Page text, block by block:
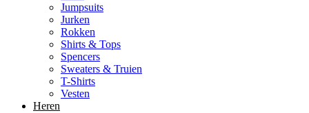
Jumpsuits
Jurken
Rokken
Shirts & Tops
Spencers
Sweaters & Truien
T-Shirts
Vesten
Heren